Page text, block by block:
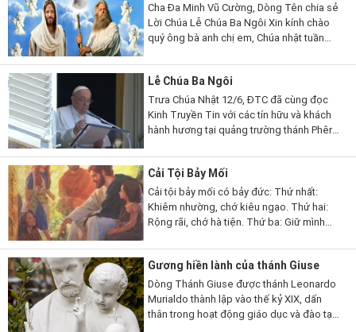
Cha Đa Minh Vũ Cường, Dòng Tên chia sẻ
Lời Chúa Lễ Chúa Ba Ngôi Xin kính chào
quý ông bà anh chị em, Chúa nhật tuần
Ba Ngôi: Chúa Cha,...
Lễ Chúa Ba Ngôi
Trưa Chúa Nhật 12/6, ĐTC đã cùng đọc
Kinh Truyền Tin với các tín hữu và khách
hành hương tại quảng trường thánh Phêrô.
rất đông tín hữu đến từ rất...
Cải Tội Bảy Mối
Cải tội bảy mối có bảy đức: Thứ nhất:
Khiêm nhường, chớ kiêu ngạo. Thứ hai:
Rộng rãi, chớ hà tiện. Thứ ba: Giữ mình
nhịn, chớ hờn giận. Thứ năm:...
Gương hiền lành của thánh Giuse
Dòng Thánh Giuse được thánh Leonardo
Murialdo thành lập vào thế kỷ XIX, dấn
thân trong hoạt động giáo dục và đào tạo